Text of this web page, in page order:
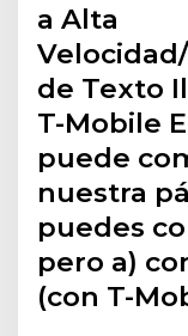
a Alta
de Texto
T-Mobile
puede
nuestra
puedes
pero a)
(con T-